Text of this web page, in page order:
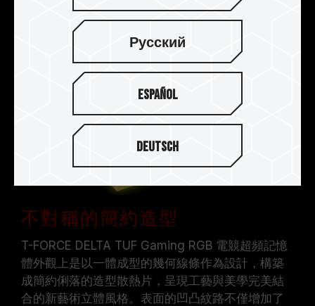
不對稱的簡約造型
T-FORCE DELTA TUF Gaming RGB 電競超頻記憶
體外觀上是以一體成型的幾何線條作為設計，構築
成簡約俐落的造型散熱片，呈現工藝與美學完美結
合的新藝術立體風格。表面的凹凸紋路不僅增加了
Русский
Español
Deutsch